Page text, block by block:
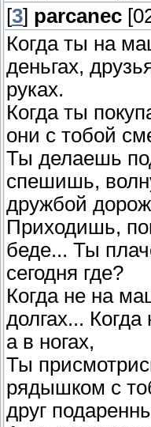
[3] parcanec
Когда ты на
деньгах,
руках.
Когда ты
они с тобой
Ты делаешь
спешишь,
дружбой
Приходишь,
беде... Ты
сегодня где?
Когда не на
долгах...
а в ногах,
Ты
рядышком с
друг